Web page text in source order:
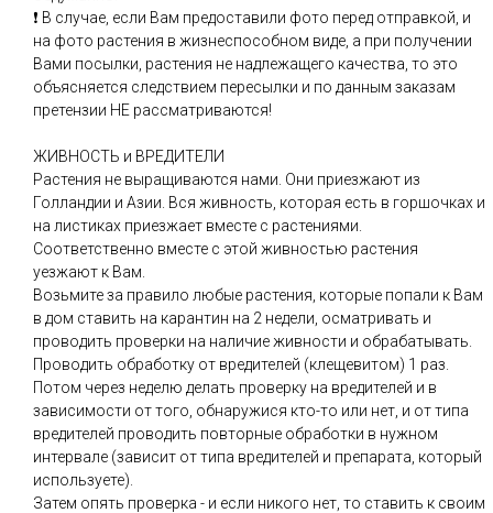
❗ В случае, если Вам предоставили фото перед отправкой, и
на фото растения в жизнеспособном виде, а при получении
Вами посылки, растения не надлежащего качества, то это
объясняется следствием пересылки и по данным заказам
претензии НЕ рассматриваются!
ЖИВНОСТЬ и ВРЕДИТЕЛИ
Растения не выращиваются нами. Они приезжают из
Голландии и Азии. Вся живность, которая есть в горшочках и
на листиках приезжает вместе с растениями.
Соответственно вместе с этой живностью растения
уезжают к Вам.
Возьмите за правило любые растения, которые попали к Вам
в дом ставить на карантин на 2 недели, осматривать и
проводить проверки на наличие живности и обрабатывать.
Проводить обработку от вредителей (клещевитом) 1 раз.
Потом через неделю делать проверку на вредителей и в
зависимости от того, обнаружися кто-то или нет, и от типа
вредителей проводить повторные обработки в нужном
интервале (зависит от типа вредителей и препарата, который
используете).
Затем опять проверка - и если никого нет, то ставить к своим